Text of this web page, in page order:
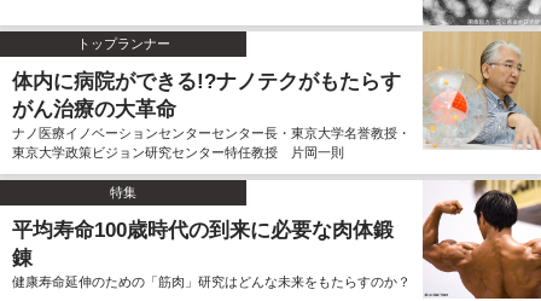
トップランナー
体内に病院ができる!?ナノテクがもたらす
がん治療の大革命
ナノ医療イノベーションセンターセンター長・東京大学名誉教授・
東京大学政策ビジョン研究センター特任教授 片岡一則
特集
平均寿命100歳時代の到来に必要な肉体鍛
錬
健康寿命延伸のための「筋肉」研究はどんな未来をもたらすのか？